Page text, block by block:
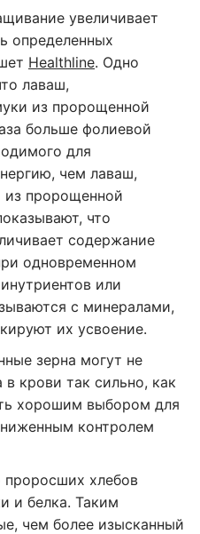
увеличивает
определенных
Healthline. Одно
лаваш,
из пророщенной
больше фолиевой
для
чем лаваш,
из пророщенной
что
содержание
одновременном
или
с минералами,
их усвоение.
зерна могут не
крови так сильно, как
хорошим выбором для
контролем
проросших хлебов
и белка. Таким
чем более изысканный